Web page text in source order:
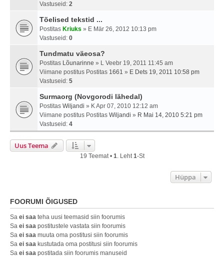
Vastuseid: 2
Tõelised tekstid ...
Postitas Kriuks » E Mär 26, 2012 10:13 pm
Vastuseid: 0
Tundmatu väeosa?
Postitas Lõunarinne » L Veebr 19, 2011 11:45 am
Viimane postitus Postitas 1661 » E Dets 19, 2011 10:58 pm
Vastuseid: 5
Surmaorg (Novgorodi lähedal)
Postitas Wiljandi » K Apr 07, 2010 12:12 am
Viimane postitus Postitas Wiljandi » R Mai 14, 2010 5:21 pm
Vastuseid: 4
Uus Teema
19 Teemat • 1. Leht1-st
Hüppa
FOORUMI ÕIGUSED
Sa ei saa teha uusi teemasid siin foorumis
Sa ei saa postitustele vastata siin foorumis
Sa ei saa muuta oma postitusi siin foorumis
Sa ei saa kustutada oma postitusi siin foorumis
Sa ei saa postitada siin foorumis manuseid